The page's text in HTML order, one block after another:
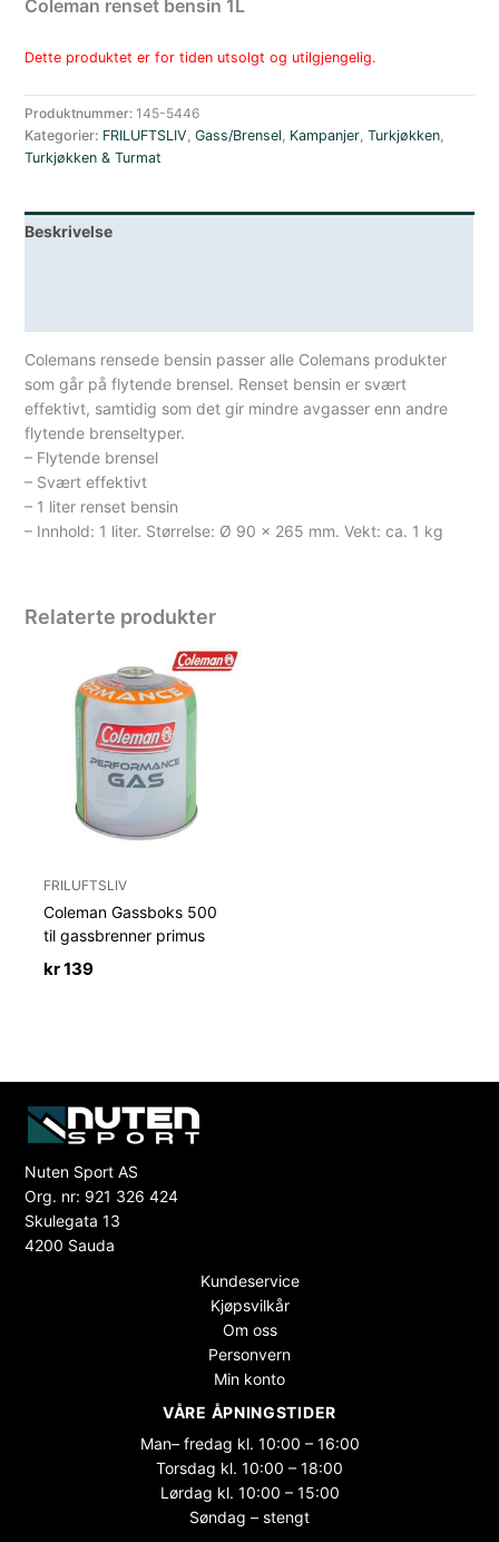
Coleman renset bensin 1L
Dette produktet er for tiden utsolgt og utilgjengelig.
Produktnummer:145-5446
Kategorier: FRILUFTSLIV,Gass/Brensel, Kampanjer,Turkjøkken,
Turkjøkken & Turmat
Beskrivelse
Colemans rensede bensin passer alle Colemans produkter
som går på flytende brensel. Renset bensin er svært
effektivt, samtidig som det gir mindre avgasser enn andre
flytende brenseltyper.
– Flytende brensel
– Svært effektivt
– 1 liter renset bensin
– Innhold: 1 liter. Størrelse: Ø 90 x 265 mm. Vekt: ca. 1 kg
Relaterte produkter
FRILUFTSLIV
Coleman Gassboks 500
til gassbrenner primus
kr139
Nuten Sport AS
Org. nr: 921 326 424
Skulegata 13
4200 Sauda
Kundeservice
Kjøpsvilkår
Om oss
Personvern
Min konto
VÅRE ÅPNINGSTIDER
Man– fredag kl. 10:00 – 16:00
Torsdag kl. 10:00 – 18:00
Lørdag kl. 10:00 – 15:00
Søndag – stengt